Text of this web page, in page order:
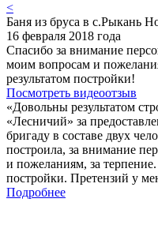
<
Баня из бруса в с.Рыкань
16 февраля 2018 года
Спасибо за внимание
моим вопросам и
результатом постройки!
Посмотреть видеоотзыв
«Довольны результатом
«Лесничий» за
бригаду в составе двух
построила, за внимание
и пожеланиям, за
постройки. Претензий у
Подробнее